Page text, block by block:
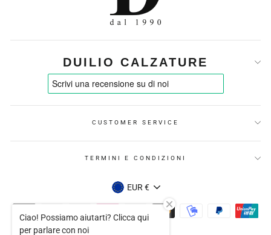
DUILIO CALZATURE
CUSTOMER SERVICE
TERMINI E CONDIZIONI
VALUTA
EUR €
Ciao! Possiamo aiutarti? Clicca qui
per parlare con noi